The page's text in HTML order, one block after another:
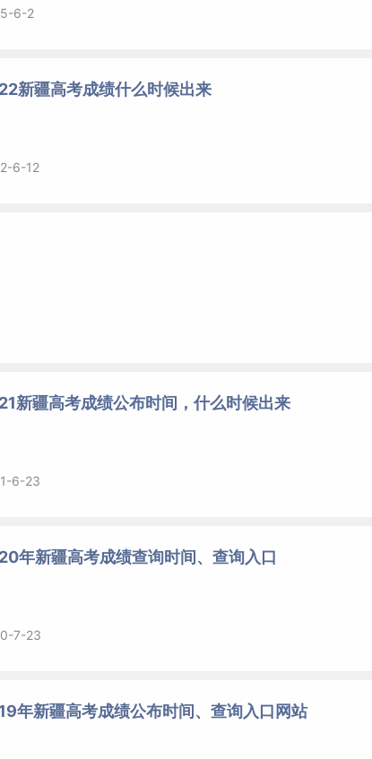
6-2
新疆高考成绩什么时候出来
6-12
新疆高考成绩公布时间，什么时候出来
6-23
年新疆高考成绩查询时间、查询入口
7-23
年新疆高考成绩公布时间、查询入口网站